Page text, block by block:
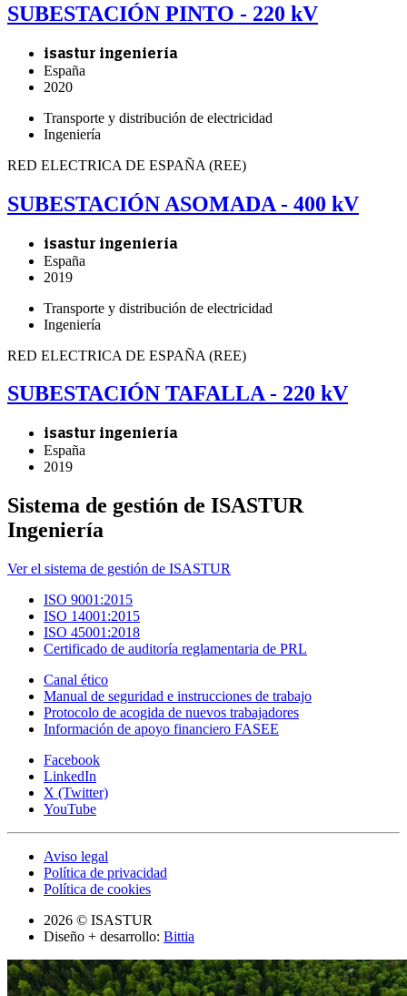
SUBESTACIÓN PINTO - 220 kV
isastur ingeniería
España
2020
Transporte y distribución de electricidad
Ingeniería
RED ELECTRICA DE ESPAÑA (REE)
SUBESTACIÓN ASOMADA - 400 kV
isastur ingeniería
España
2019
Transporte y distribución de electricidad
Ingeniería
RED ELECTRICA DE ESPAÑA (REE)
SUBESTACIÓN TAFALLA - 220 kV
isastur ingeniería
España
2019
Sistema de gestión de ISASTUR
Ingeniería
Ver el sistema de gestión de ISASTUR
ISO 9001:2015
ISO 14001:2015
ISO 45001:2018
Certificado de auditoría reglamentaria de PRL
Canal ético
Manual de seguridad e instrucciones de trabajo
Protocolo de acogida de nuevos trabajadores
Información de apoyo financiero FASEE
Facebook
LinkedIn
X (Twitter)
YouTube
Aviso legal
Política de privacidad
Política de cookies
2026 © ISASTUR
Diseño + desarrollo: Bittia